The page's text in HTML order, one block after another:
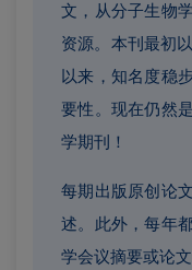
文，从分子生物
资源。本刊最初
以来，知名度稳
要性。现在仍然
学期刊！
每期出版原创论
述。此外，每年
学会议摘要或论文